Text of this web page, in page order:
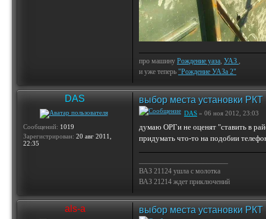
про машину Рождение уаза, УАЗ ,
и уже теперь "Рождение УАЗа 2"
DAS
Сообщений: 1019
Зарегистрирован: 20 авг 2011,
22:35
выбор места установки РКТ
DAS » 06 ноя 2012, 23:03
думаю ОРГи не оценят "ставить в
придумать что-то на подобии
ВАЗ 21124 ушла с молотка
ВАЗ 21214 ждет приключений
als-a выбор места установки РКТ